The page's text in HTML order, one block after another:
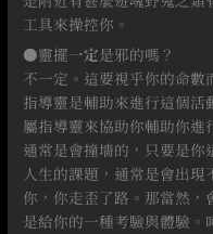
工具來操控你。
●靈擺一定是邪的嗎？
不一定。這要視乎你的命
指導靈是輔助來進行這個
屬指導靈來協助你輔助你進
通常是會撞墻的，只要是
人生的課題，通常是會出
你，你走歪了路。那當然
是給你的一種考驗與體驗。